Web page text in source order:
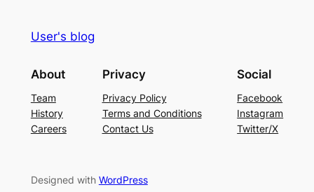
User's blog
About
Team
History
Careers
Privacy
Privacy Policy
Terms and Conditions
Contact Us
Social
Facebook
Instagram
Twitter/X
Designed with WordPress